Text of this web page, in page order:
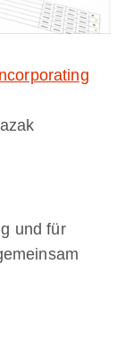
und für